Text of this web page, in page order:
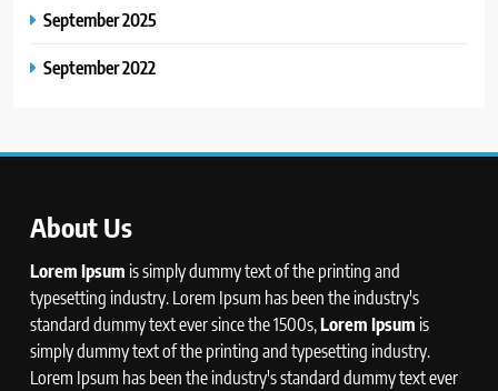
September 2025
September 2022
About Us
Lorem Ipsum is simply dummy text of the printing and
typesetting industry. Lorem Ipsum has been the industry's
standard dummy text ever since the 1500s,Lorem Ipsum is
simply dummy text of the printing and typesetting industry.
Lorem Ipsum has been the industry's standard dummy text ever